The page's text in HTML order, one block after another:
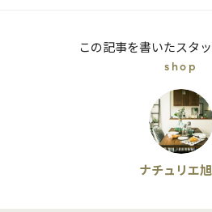
この記事を書いたスタ
shop
ナチュリエ